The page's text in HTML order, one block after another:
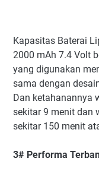
Kapasitas Baterai
2000 mAh 7.4 Volt
yang digunakan
sama dengan
Dan ketahanannya
sekitar 9 menit dan
sekitar 150 menit
3# Performa